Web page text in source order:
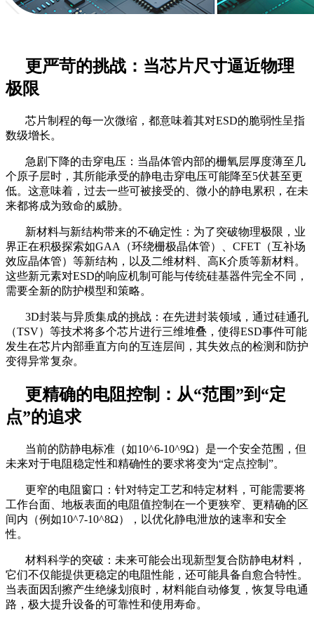
更严苛的挑战：当芯片尺寸逼近物理
极限
芯片制程的每一次微缩，都意味着其对ESD的脆弱性呈指
数级增长。
急剧下降的击穿电压：当晶体管内部的栅氧层厚度薄至几
个原子层时，其所能承受的静电击穿电压可能降至5伏甚至更
低。这意味着，过去一些可被接受的、微小的静电累积，在未
来都将成为致命的威胁。
新材料与新结构带来的不确定性：为了突破物理极限，业
界正在积极探索如GAA（环绕栅极晶体管）、CFET（互补场
效应晶体管）等新结构，以及二维材料、高K介质等新材料。
这些新元素对ESD的响应机制可能与传统硅基器件完全不同，
需要全新的防护模型和策略。
3D封装与异质集成的挑战：在先进封装领域，通过硅通孔
（TSV）等技术将多个芯片进行三维堆叠，使得ESD事件可能
发生在芯片内部垂直方向的互连层间，其失效点的检测和防护
变得异常复杂。
更精确的电阻控制：从“范围”到“定
点”的追求
当前的防静电标准（如10^6-10^9Ω）是一个安全范围，但
未来对于电阻稳定性和精确性的要求将变为“定点控制”。
更窄的电阻窗口：针对特定工艺和特定材料，可能需要将
工作台面、地板表面的电阻值控制在一个更狭窄、更精确的区
间内（例如10^7-10^8Ω），以优化静电泄放的速率和安全
性。
材料科学的突破：未来可能会出现新型复合防静电材料，
它们不仅能提供更稳定的电阻性能，还可能具备自愈合特性。
当表面因刮擦产生绝缘划痕时，材料能自动修复，恢复导电通
路，极大提升设备的可靠性和使用寿命。